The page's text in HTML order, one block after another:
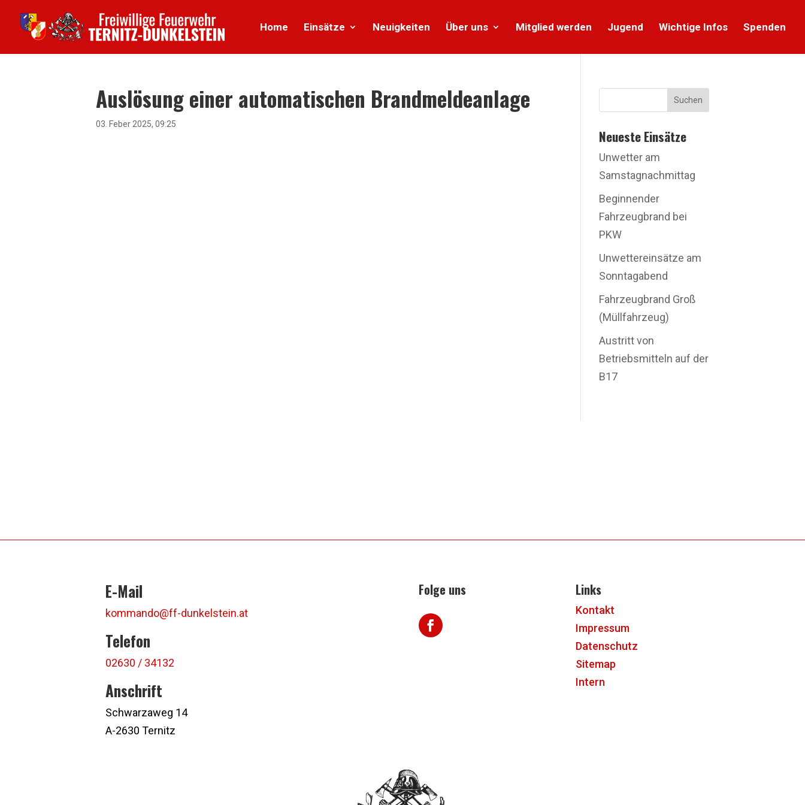
Home Einsätze Neuigkeiten Über uns Mitglied werden Jugend Wichtige Infos Spenden
Auslösung einer automatischen Brandmeldeanlage
03. Feber 2025, 09:25
Suchen
Neueste Einsätze
Unwetter am
Samstagnachmittag
Beginnender
Fahrzeugbrand bei
PKW
Unwettereinsätze am
Sonntagabend
Fahrzeugbrand Groß
(Müllfahrzeug)
Austritt von
Betriebsmitteln auf der
B17
E-Mail
kommando@ff-dunkelstein.at
Telefon
02630 / 34132
Anschrift
Schwarzaweg 14
A-2630 Ternitz
Folge uns Links
Kontakt
Impressum
Datenschutz
Sitemap
Intern